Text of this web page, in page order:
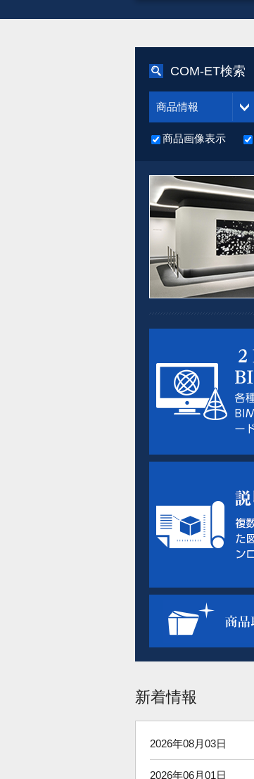
COM-ET検索
商品情報
商品画像表示
新着情報
2026年08月03日
2026年06月01日